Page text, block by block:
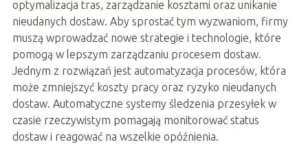
optymalizacja tras, zarządzanie kosztami oraz unikanie
nieudanych dostaw. Aby sprostać tym wyzwaniom, firmy
muszą wprowadzać nowe strategie i technologie, które
pomogą w lepszym zarządzaniu procesem dostaw.
Jednym z rozwiązań jest automatyzacja procesów, która
może zmniejszyć koszty pracy oraz ryzyko nieudanych
dostaw. Automatyczne systemy śledzenia przesyłek w
czasie rzeczywistym pomagają monitorować status
dostaw i reagować na wszelkie opóźnienia.